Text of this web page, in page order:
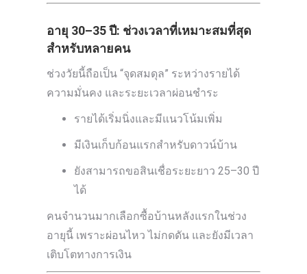
อายุ 30–35 ปี: ช่วงเวลาที่เหมาะสมที่สุด
สำหรับหลายคน
ช่วงวัยนี้ถือเป็น “จุดสมดุล” ระหว่างรายได้
ความมั่นคง และระยะเวลาผ่อนชำระ
รายได้เริ่มนิ่งและมีแนวโน้มเพิ่ม
มีเงินเก็บก้อนแรกสำหรับดาวน์บ้าน
ยังสามารถขอสินเชื่อระยะยาว 25–30 ปี
ได้
คนจำนวนมากเลือกซื้อบ้านหลังแรกในช่วง
อายุนี้ เพราะผ่อนไหว ไม่กดดัน และยังมีเวลา
เติบโตทางการเงิน